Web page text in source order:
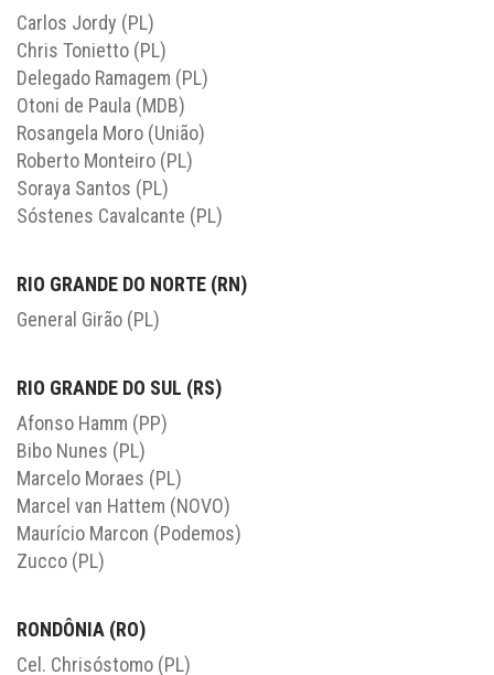
Carlos Jordy (PL)
Chris Tonietto (PL)
Delegado Ramagem (PL)
Otoni de Paula (MDB)
Rosangela Moro (União)
Roberto Monteiro (PL)
Soraya Santos (PL)
Sóstenes Cavalcante (PL)
RIO GRANDE DO NORTE (RN)
General Girão (PL)
RIO GRANDE DO SUL (RS)
Afonso Hamm (PP)
Bibo Nunes (PL)
Marcelo Moraes (PL)
Marcel van Hattem (NOVO)
Maurício Marcon (Podemos)
Zucco (PL)
RONDÔNIA (RO)
Cel. Chrisóstomo (PL)